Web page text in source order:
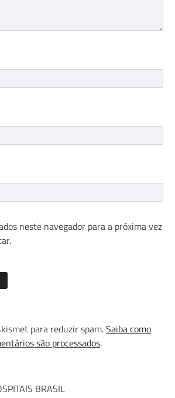
neste navegador para a próxima vez
para reduzir spam.Saiba como
são processados.
BRASIL